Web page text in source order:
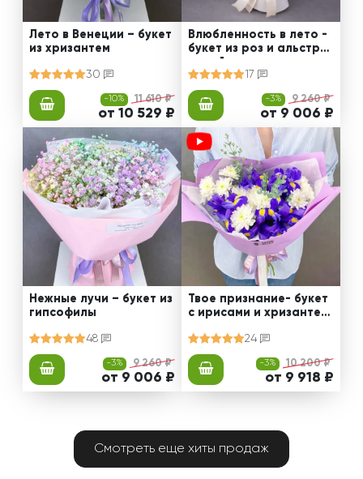
Лето в Венеции – букет
из хризантем
30
-10% 11 610 ₽
от 10 529 ₽
Влюбленность в лето -
букет из роз и альстро
мерий
17
-3% 9 260 ₽
от 9 006 ₽
Нежные лучи – букет из
гипсофилы
48
-3% 9 260 ₽
от 9 006 ₽
Твое признание- букет
с ирисами и хризантем
24
-3% 10 200 ₽
от 9 918 ₽
Смотреть еще хиты продаж